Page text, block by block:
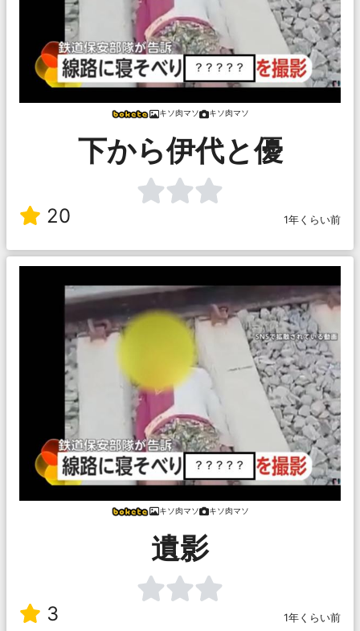
キソ肉マソ キソ肉マソ
下から伊代と優
20 1年くらい前
キソ肉マソ キソ肉マソ
遺影
3 1年くらい前